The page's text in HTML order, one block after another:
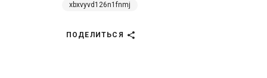
xbxvyvd126n1fnmj
ПОДЕЛИТЬСЯ